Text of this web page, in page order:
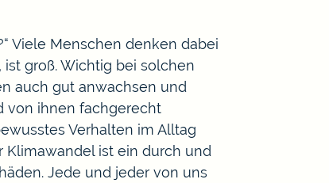
Viele Menschen denken dabei
groß. Wichtig bei solchen
auch gut anwachsen und
von ihnen fachgerecht
Verhalten im Alltag
ist ein durch und
Jede und jeder von uns